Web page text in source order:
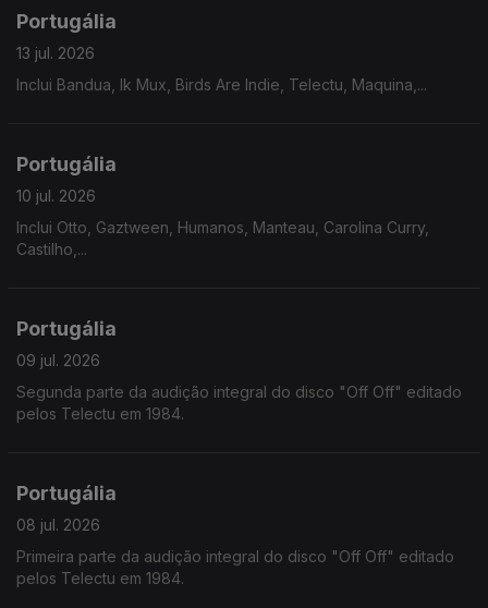
Portugália
13 jul. 2026
Inclui Bandua, Ik Mux, Birds Are Indie, Telectu, Maquina,...
Portugália
10 jul. 2026
Inclui Otto, Gaztween, Humanos, Manteau, Carolina Curry,
Castilho,...
Portugália
09 jul. 2026
Segunda parte da audição integral do disco "Off Off" editado
pelos Telectu em 1984.
Portugália
08 jul. 2026
Primeira parte da audição integral do disco "Off Off" editado
pelos Telectu em 1984.